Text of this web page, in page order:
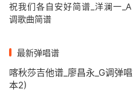
祝我们各自安好简谱_洋澜一_A
调歌曲简谱
最新弹唱谱
喀秋莎吉他谱_廖昌永_G调弹
本2)